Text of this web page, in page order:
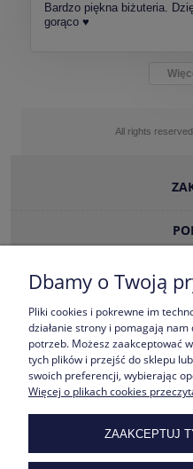
Bardzo piękna biżuteria.
gorąco ♥️
All rights
Dbamy o Twoją
Pliki cookies i pokrewne im
działanie strony i pomagają
potrzeb. Możesz zaakceptować
tych plików i przejść do sklepu
swoich preferencji, wybierając
Więcej o plikach cookies
ZAAKCEPTUJ